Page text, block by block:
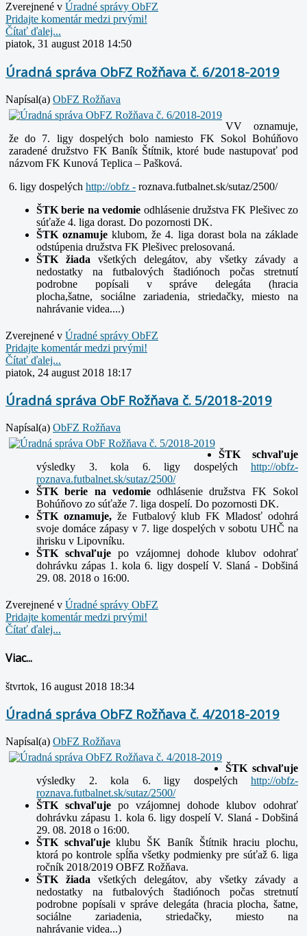
Zverejnené v Úradné správy ObFZ
Pridajte komentár medzi prvými!
Čítať ďalej...
piatok, 31 august 2018 14:50
Úradná správa ObFZ Rožňava č. 6/2018-2019
Napísal(a) ObFZ Rožňava
VV oznamuje,
že do 7. ligy dospelých bolo namiesto FK Sokol Bohúňovo
zaradené družstvo FK Baník Štítnik, ktoré bude nastupovať pod
názvom FK Kunová Teplica – Pašková.
6. ligy dospelých http://obfz - roznava.futbalnet.sk/sutaz/2500/
ŠTK berie na vedomie odhlásenie družstva FK Plešivec zo
súťaže 4. liga dorast. Do pozornosti DK.
ŠTK oznamuje klubom, že 4. liga dorast bola na základe
odstúpenia družstva FK Plešivec prelosovaná.
ŠTK žiada všetkých delegátov, aby všetky závady a
nedostatky na futbalových štadiónoch počas stretnutí
podrobne popísali v správe delegáta (hracia
plocha,šatne, sociálne zariadenia, striedačky, miesto na
nahrávanie videa....)
Zverejnené v Úradné správy ObFZ
Pridajte komentár medzi prvými!
Čítať ďalej...
piatok, 24 august 2018 18:17
Úradná správa ObF Rožňava č. 5/2018-2019
Napísal(a) ObFZ Rožňava
ŠTK schvaľuje
výsledky 3. kola 6. ligy dospelých http://obfz-
roznava.futbalnet.sk/sutaz/2500/
ŠTK berie na vedomieodhlásenie družstva FK Sokol
Bohúňovo zo súťaže 7. liga dospelí. Do pozornosti DK.
ŠTK oznamuje,že Futbalový klub FK Mladosť odohrá
svoje domáce zápasy v 7. lige dospelých v sobotu UHČ na
ihrisku v Lipovníku.
ŠTK schvaľuje po vzájomnej dohode klubov odohrať
dohrávku zápas 1. kola 6. ligy dospelí V. Slaná - Dobšiná
29. 08. 2018 o 16:00.
Zverejnené v Úradné správy ObFZ
Pridajte komentár medzi prvými!
Čítať ďalej...
Viac...
štvrtok, 16 august 2018 18:34
Úradná správa ObFZ Rožňava č. 4/2018-2019
Napísal(a) ObFZ Rožňava
ŠTK schvaľuje
výsledky 2. kola 6. ligy dospelých http://obfz-
roznava.futbalnet.sk/sutaz/2500/
ŠTK schvaľuje po vzájomnej dohode klubov odohrať
dohrávku zápasu 1. kola 6. ligy dospelí V. Slaná - Dobšiná
29. 08. 2018 o 16:00.
ŠTK schvaľujeklubu ŠK Baník Štítnik hraciu plochu,
ktorá po kontrole spĺňa všetky podmienky pre súťaž 6. liga
ročník 2018/2019 OBFZ Rožňava.
ŠTK žiada všetkých delegátov, aby všetky závady a
nedostatky na futbalových štadiónoch počas stretnutí
podrobne popísali v správe delegáta (hracia plocha, šatne,
sociálne zariadenia, striedačky, miesto na
nahrávanie videa...)